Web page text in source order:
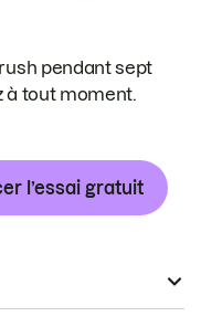
pendant sept
à tout moment.
l’essai gratuit